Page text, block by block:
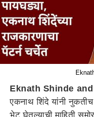
Eknath Shinde
एकनाथ शिंदे यांनी
भेट घेतल्याची माहिती